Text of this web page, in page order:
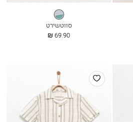
פסים
סווטשירט
החל
69.90 ₪
הוסף
למועדפים